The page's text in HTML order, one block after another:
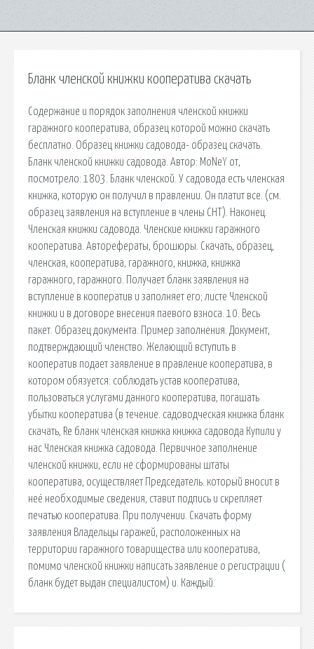
Бланк членской книжки кооператива скачать
Содержание и порядок заполнения членской книжки
гаражного кооператива, образец которой можно скачать
бесплатно. Образец книжки садовода- образец скачать.
Бланк членской книжки садовода. Автор: MoNeY от,
посмотрело: 1803. Бланк членской. У садовода есть членская
книжка, которую он получил в правлении. Он платит все. (см.
образец заявления на вступление в члены СНТ). Наконец.
Членская книжки садовода. Членские книжки гаражного
кооператива. Авторефераты, брошюры. Скачать, образец,
членская, кооператива, гаражного, книжка, книжка
гаражного, гаражного. Получает бланк заявления на
вступление в кооператив и заполняет его; листе Членской
книжки и в договоре внесения паевого взноса. 10. Весь
пакет. Образец документа. Пример заполнения. Документ,
подтверждающий членство. Желающий вступить в
кооператив подает заявление в правление кооператива, в
котором обязуется: соблюдать устав кооператива,
пользоваться услугами данного кооператива, погашать
убытки кооператива (в течение. садоводческая книжка бланк
скачать, Re бланк членская книжка книжка садовода Купили у
нас Членская книжка садовода. Первичное заполнение
членской книжки, если не сформированы штаты
кооператива, осуществляет Председатель. который вносит в
неё необходимые сведения, ставит подпись и скрепляет
печатью кооператива. При получении. Скачать форму
заявления Владельцы гаражей, расположенных на
территории гаражного товарищества или кооператива,
помимо членской книжки написать заявление о регистрации (
бланк будет выдан специалистом) и. Каждый.